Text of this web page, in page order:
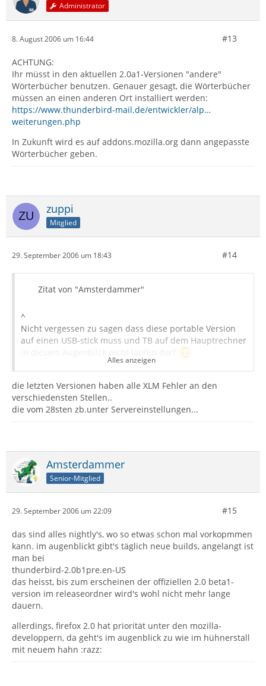
Administrator
8. August 2006 um 16:44 #13
ACHTUNG:
Ihr müsst in den aktuellen 2.0a1-Versionen "andere"
Wörterbücher benutzen. Genauer gesagt, die Wörterbücher
müssen an einen anderen Ort installiert werden:
https://www.thunderbird-mail.de/entwickler/alp…
weiterungen.php
In Zukunft wird es auf addons.mozilla.org dann angepasste
Wörterbücher geben.
zuppi
Mitglied
29. September 2006 um 18:43 #14
Zitat von "Amsterdammer"
^
Nicht vergessen zu sagen dass diese portable Version
auf einen USB-stick muss und TB auf dem Hauptrechner
Also ich bin da vorsichtig mit mit der Verlinkung, hier
erhältst Du die offizielle TB 2.0 alpha1 Version (en-US)
wirklich hieran halten:
Zwei Profile gleichzeitig nutzen
vorallem zuerst DATENSICHERUNG!
Ich habe die version
ozilla1.8-l10n/
hier gibt's beihnahe täglich die aktuelle nightly FF 2.0
alpha (oder beta?)
Bitte beachten:
https://www.thunderbird-
mail.de/entwickler/alphabeta.php
Alle meine Tips hier auf eigenen Verantwortung
Alles anzeigen
die letzten Versionen haben alle XLM Fehler an den
verschiedensten Stellen..
die vom 28sten zb.unter Servereinstellungen...
Amsterdammer
Senior-Mitglied
29. September 2006 um 22:09 #15
das sind alles nightly's, wo so etwas schon mal vorkopmmen
kann. im augenblickt gibt's täglich neue builds, angelangt ist
man bei
thunderbird-2.0b1pre.en-US
das heisst, bis zum erscheinen der offiziellen 2.0 beta1-
version im releaseordner wird's wohl nicht mehr lange
dauern.
allerdings, firefox 2.0 hat priorität unter den mozilla-
developpern, da geht's im augenblick zu wie im hühnerstall
mit neuem hahn :razz: